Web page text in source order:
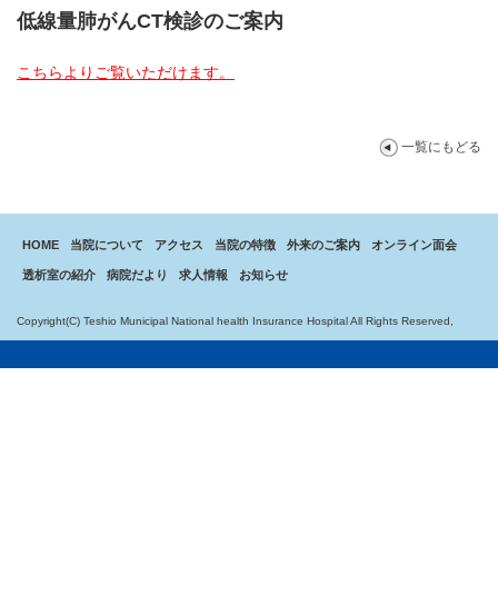
低線量肺がんCT検診のご案内
こちらよりご覧いただけます。
一覧にもどる
HOME 当院について アクセス 当院の特徴 外来のご案内 オンライン面会
透析室の紹介 病院だより 求人情報 お知らせ
Copyright(C) Teshio Municipal National health Insurance Hospital All Rights Reserved,